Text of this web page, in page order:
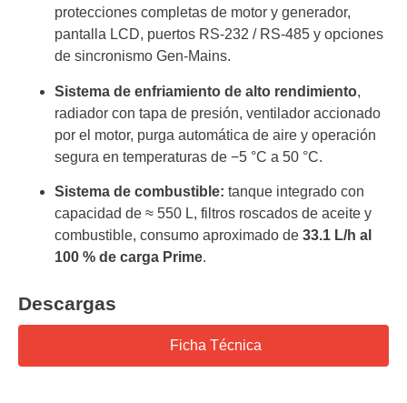
protecciones completas de motor y generador,
pantalla LCD, puertos RS-232 / RS-485 y opciones
de sincronismo Gen-Mains.
Sistema de enfriamiento de alto rendimiento,
radiador con tapa de presión, ventilador accionado
por el motor, purga automática de aire y operación
segura en temperaturas de −5 °C a 50 °C.
Sistema de combustible: tanque integrado con
capacidad de ≈ 550 L, filtros roscados de aceite y
combustible, consumo aproximado de 33.1 L/h al
100 % de carga Prime.
Descargas
Ficha Técnica